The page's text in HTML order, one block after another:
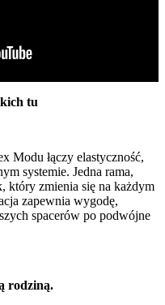
tu
Modu łączy elastyczność,
systemie. Jedna rama,
który zmienia się na każdym
zapewnia wygodę,
spacerów po podwójne
rodziną.